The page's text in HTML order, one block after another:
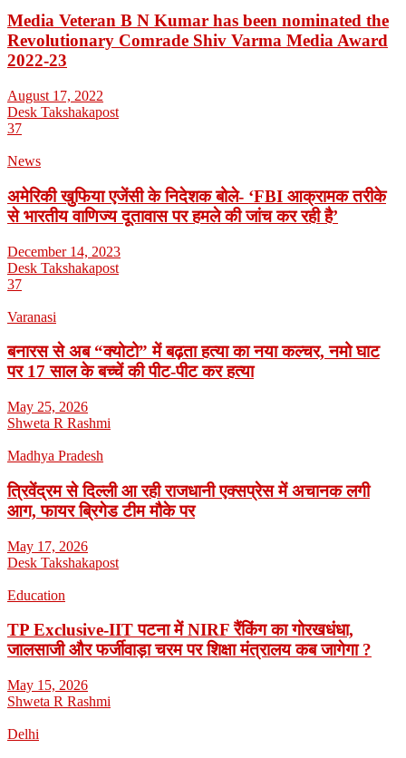
Media Veteran B N Kumar has been nominated the
Revolutionary Comrade Shiv Varma Media Award
2022-23
August 17, 2022
Desk Takshakapost
37
News
अमेरिकी खुफिया एजेंसी के निदेशक बोले- ‘FBI आक्रामक तरीके
से भारतीय वाणिज्य दूतावास पर हमले की जांच कर रही है’
December 14, 2023
Desk Takshakapost
37
Varanasi
बनारस से अब “क्योटो” में बढ़ता हत्या का नया कल्चर, नमो घाट
पर 17 साल के बच्चें की पीट-पीट कर हत्या
May 25, 2026
Shweta R Rashmi
Madhya Pradesh
त्रिवेंद्रम से दिल्ली आ रही राजधानी एक्सप्रेस में अचानक लगी
आग, फायर ब्रिगेड टीम मौके पर
May 17, 2026
Desk Takshakapost
Education
TP Exclusive-IIT पटना में NIRF रैंकिंग का गोरखधंधा,
जालसाजी और फर्जीवाड़ा चरम पर शिक्षा मंत्रालय कब जागेगा ?
May 15, 2026
Shweta R Rashmi
Delhi